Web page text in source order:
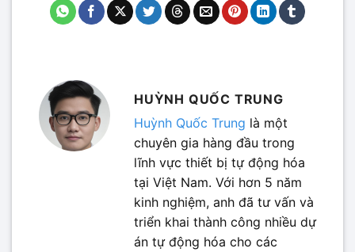
HUỲNH QUỐC TRUNG
Huỳnh Quốc Trung là một
chuyên gia hàng đầu trong
lĩnh vực thiết bị tự động hóa
tại Việt Nam. Với hơn 5 năm
kinh nghiệm, anh đã tư vấn và
triển khai thành công nhiều dự
án tự động hóa cho các